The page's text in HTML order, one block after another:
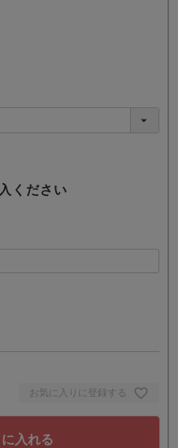
お気に入りに登録する
入れる
ください